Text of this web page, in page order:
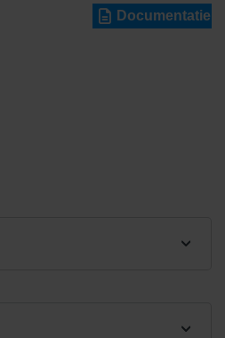
Documentatie